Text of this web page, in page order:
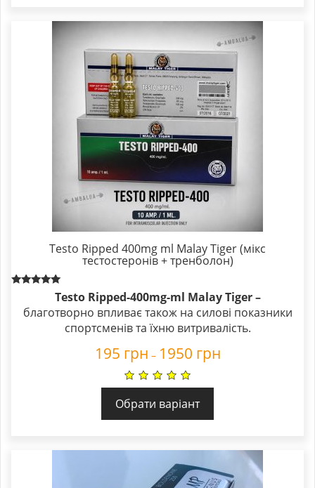
Testo Ripped 400mg ml Malay Tiger (мікс
тестостеронів + тренболон)
out of 5
Testo Ripped-400mg-ml Malay Tiger –
благотворно впливає також на силові показники
спортсменів та їхню витривалість.
195 грн – 1950 грн
Обрати варіант